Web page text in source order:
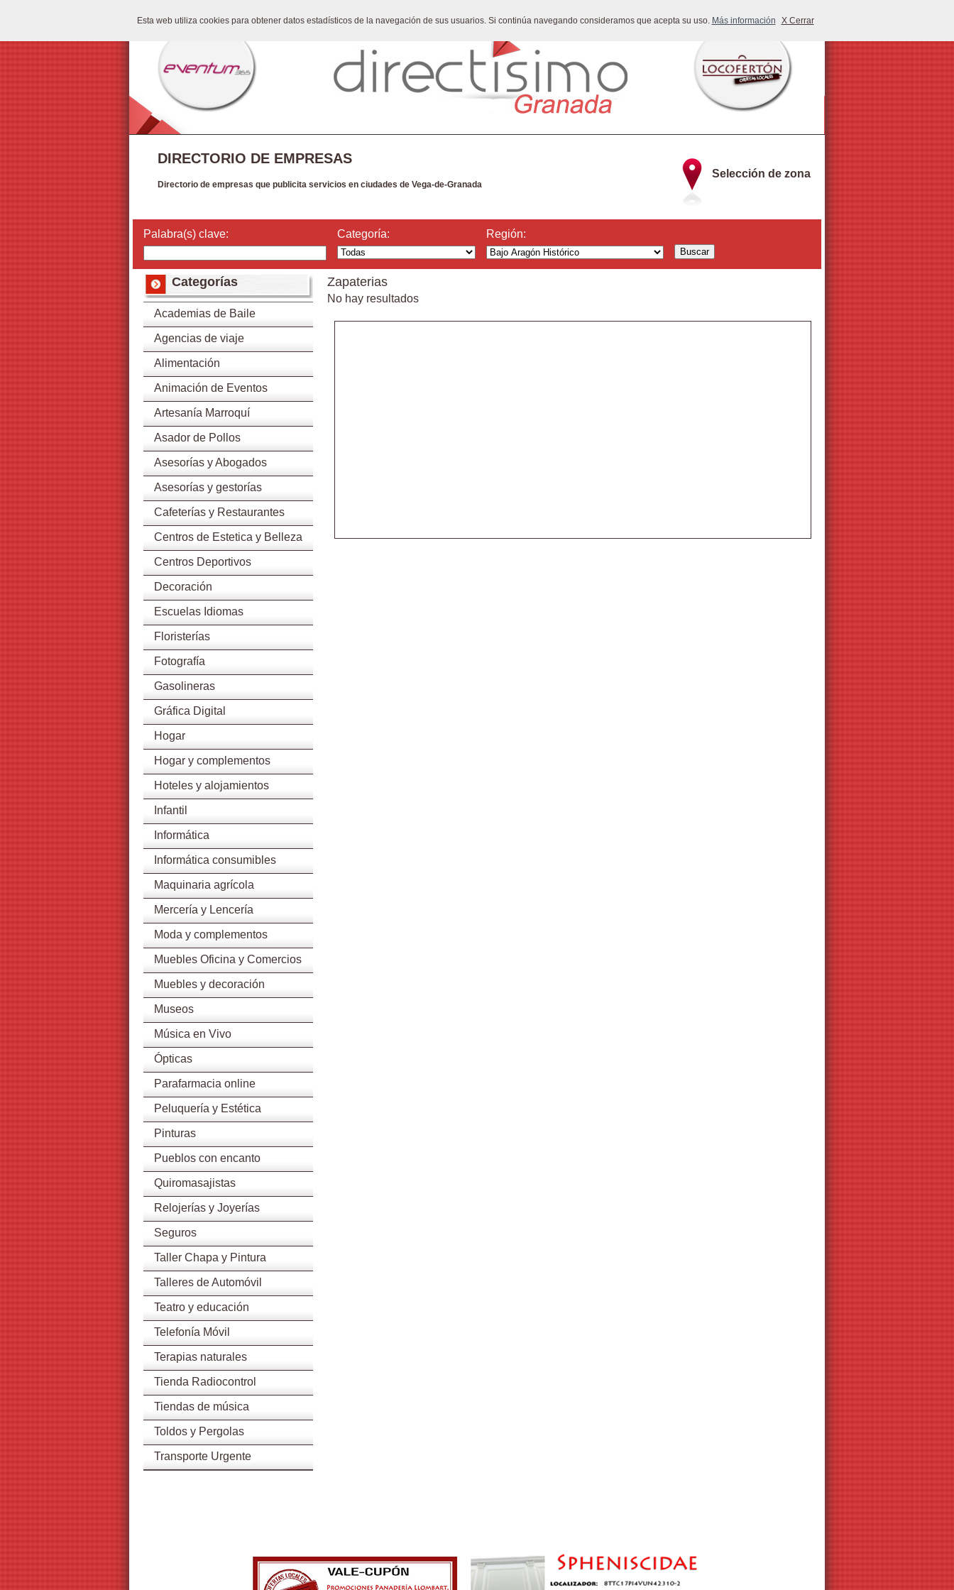
Esta web utiliza cookies para obtener datos estadísticos de la navegación de sus usuarios. Si continúa navegando consideramos que acepta su uso. Más información X Cerrar
Selección de zona
DIRECTORIO DE EMPRESAS
Directorio de empresas que publicita servicios en ciudades de Vega-de-Granada
Palabra(s) clave: Categoría: Región:
Categorías
Academias de Baile
Agencias de viaje
Alimentación
Animación de Eventos
Artesanía Marroquí
Asador de Pollos
Asesorías y Abogados
Asesorías y gestorías
Cafeterías y Restaurantes
Centros de Estetica y Belleza
Centros Deportivos
Decoración
Escuelas Idiomas
Floristerías
Fotografía
Gasolineras
Gráfica Digital
Hogar
Hogar y complementos
Hoteles y alojamientos
Infantil
Informática
Informática consumibles
Maquinaria agrícola
Mercería y Lencería
Moda y complementos
Muebles Oficina y Comercios
Muebles y decoración
Museos
Música en Vivo
Ópticas
Parafarmacia online
Peluquería y Estética
Pinturas
Pueblos con encanto
Quiromasajistas
Relojerías y Joyerías
Seguros
Taller Chapa y Pintura
Talleres de Automóvil
Teatro y educación
Telefonía Móvil
Terapias naturales
Tienda Radiocontrol
Tiendas de música
Toldos y Pergolas
Transporte Urgente
Zapaterias
No hay resultados